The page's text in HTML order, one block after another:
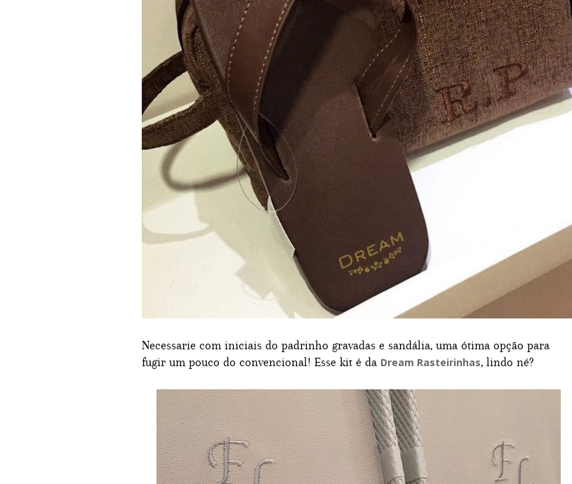
Necessarie com iniciais do padrinho gravadas e sandália, uma ótima opção para
fugir um pouco do convencional! Esse kit é da Dream Rasteirinhas, lindo né?